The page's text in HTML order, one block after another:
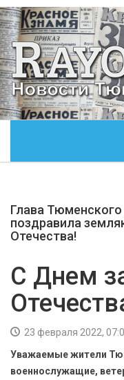
ОБЩЕСТВО
КУЛЬТУРА
СПОРТ
Глава
поздравила
Отечества!
С Днем
23 февраля 2022,
Уважаемые жители
военнослужащие,